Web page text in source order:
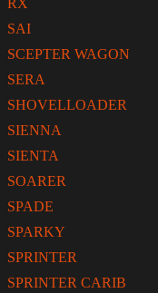
RX
SAI
SCEPTER WAGON
SERA
SHOVELLOADER
SIENNA
SIENTA
SOARER
SPADE
SPARKY
SPRINTER
SPRINTER CARIB